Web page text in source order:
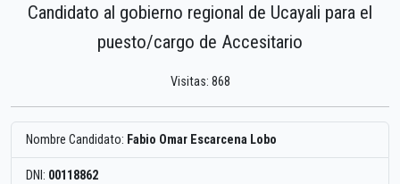
Candidato al gobierno regional de Ucayali para el
puesto/cargo de Accesitario
Visitas: 868
Nombre Candidato: Fabio Omar Escarcena Lobo
DNI: 00118862